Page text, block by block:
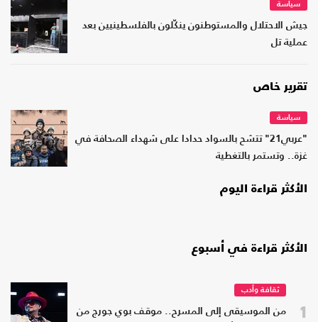
سياسة
جيش الاحتلال والمستوطنون ينكّلون بالفلسطينيين بعد
عملية تل
تقرير خاص
سياسة
"عربي21" تتشح بالسواد حدادا على شهداء الصحافة في
غزة.. وتستمر بالتغطية
الأكثر قراءة اليوم
الأكثر قراءة في أسبوع
1
ثقافة وأدب
من الموسيقى إلى المسرح.. موقف بوي جورج من